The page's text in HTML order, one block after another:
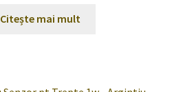
Citește mai mult